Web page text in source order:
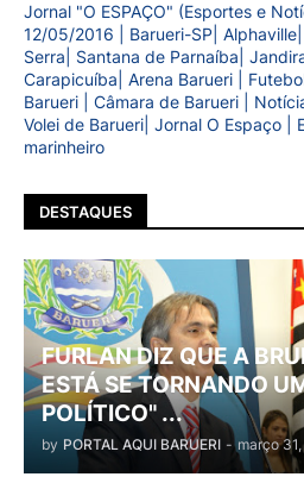
Jornal "O ESPAÇO" (Esportes e
12/05/2016 | Barueri-SP|
Serra| Santana de Parnaíba|
Carapicuíba| Arena Barueri |
Barueri | Câmara de Barueri |
Volei de Barueri| Jornal O Espaço |
marinheiro
DESTAQUES
FURLAN DIZ QUE A
ESTÁ SE TORNANDO
POLÍTICO" ...
by PORTAL AQUI BARUERI - março